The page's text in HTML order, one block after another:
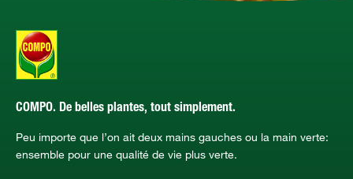
COMPO. De belles plantes, tout simplement.
Peu importe que l’on ait deux mains gauches ou la main verte:
ensemble pour une qualité de vie plus verte.